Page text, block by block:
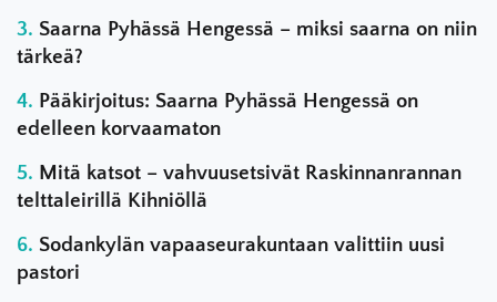
Saarna Pyhässä Hengessä – miksi saarna on niin
tärkeä?
Pääkirjoitus: Saarna Pyhässä Hengessä on
edelleen korvaamaton
Mitä katsot – vahvuusetsivät Raskinnanrannan
telttaleirillä Kihniöllä
Sodankylän vapaaseurakuntaan valittiin uusi
pastori